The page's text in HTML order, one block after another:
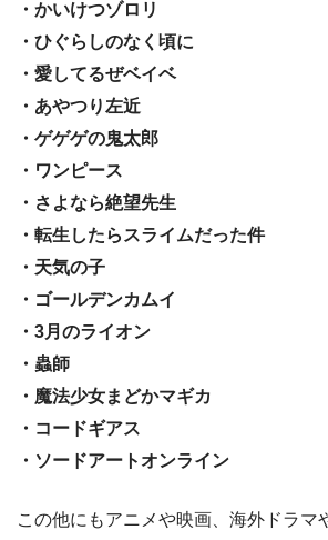
・かいけつゾロリ
・ひぐらしのなく頃に
・愛してるぜベイベ
・あやつり左近
・ゲゲゲの鬼太郎
・ワンピース
・さよなら絶望先生
・転生したらスライムだった件
・天気の子
・ゴールデンカムイ
・3月のライオン
・蟲師
・魔法少女まどかマギカ
・コードギアス
・ソードアートオンライン
この他にもアニメや映画、海外ドラマ